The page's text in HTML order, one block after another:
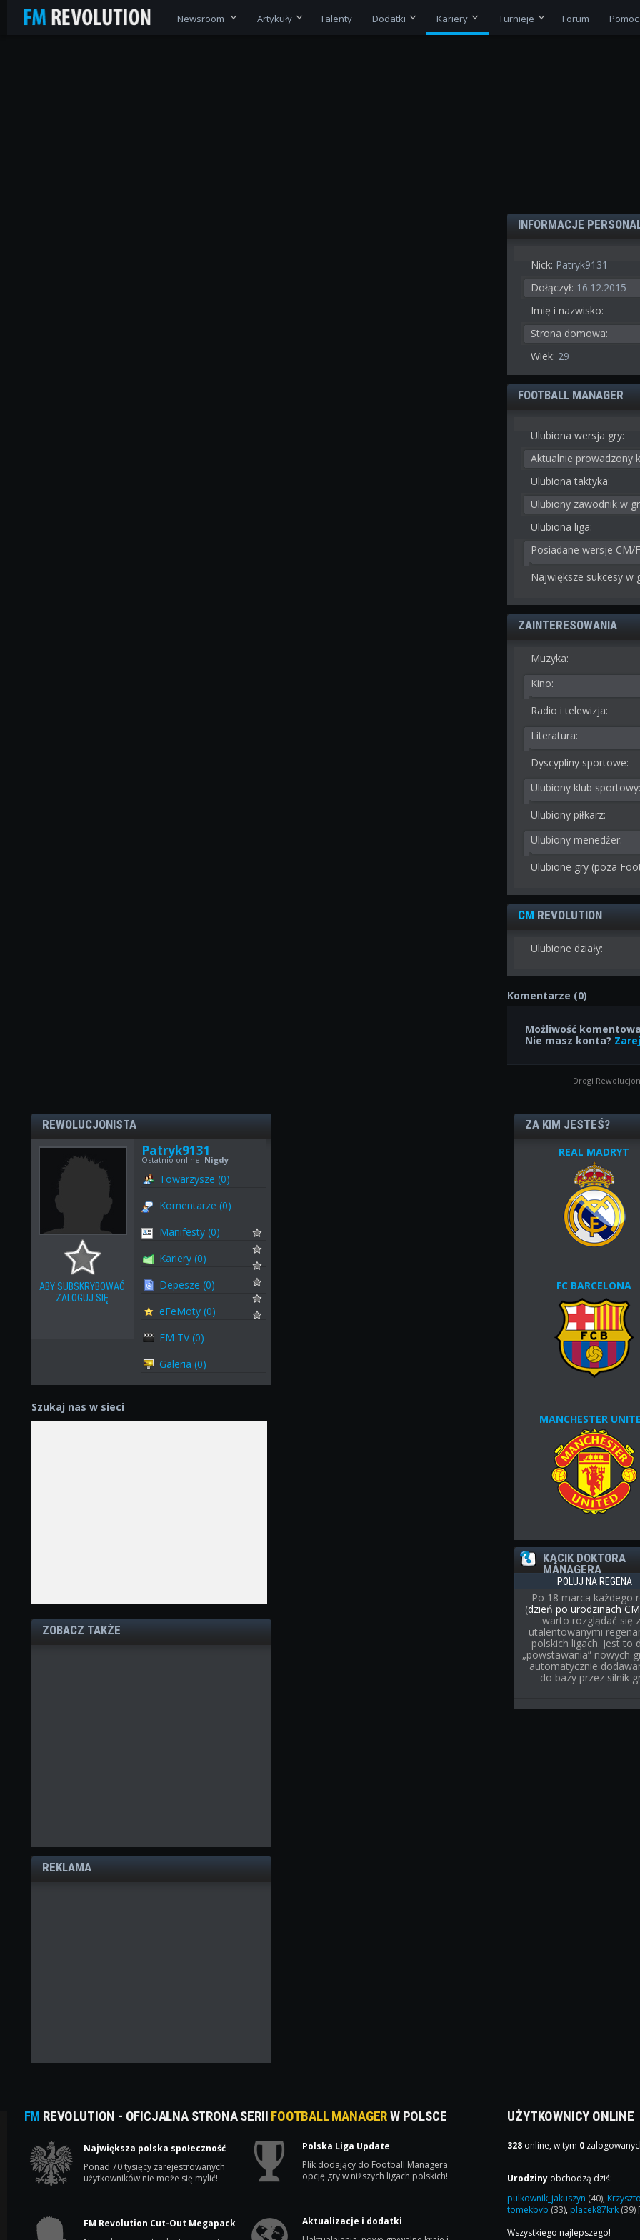
Newsroom Artykuły Talenty Dodatki Kariery Turnieje Forum Pomoc
INFORMACJE
Nick: Patryk9131
Dołączył: 16.12.2015
Imię i nazwisko:
Strona domowa:
Wiek: 29
FOOTBALL MANAGER
Ulubiona wersja gry:
Aktualnie prowadzony
Ulubiona taktyka:
Ulubiony zawodnik w
Ulubiona liga:
Posiadane wersje CM/
Największe sukcesy w
ZAINTERESOWANIA
Muzyka:
Kino:
Radio i telewizja:
Literatura:
Dyscypliny sportowe:
Ulubiony klub sportowy:
Ulubiony piłkarz:
Ulubiony menedżer:
Ulubione gry (poza
CM REVOLUTION
Ulubione działy:
Komentarze (0)
Możliwość
Nie masz konta?
Drogi
REWOLUCJONISTA
ABY SUBSKRYBOWAĆ
ZALOGUJ SIĘ
Patryk9131
Ostatnio online: Nigdy
Towarzysze (0)
Komentarze (0)
Manifesty (0)
Kariery (0)
Depesze (0)
eFeMoty (0)
FM TV (0)
Galeria (0)
Szukaj nas w sieci
ZOBACZ TAKŻE
REKLAMA
ZA KIM JESTEŚ?
REAL MADRYT
FC BARCELONA
MANCHESTER
KĄCIK DOKTORA
MANAGERA
POLUJ NA REGENA
Po 18 marca każdego
(dzień po urodzinach
warto rozglądać się
utalentowanymi
polskich ligach. Jest to
„powstawania” nowych
automatycznie
do bazy przez silnik
FM REVOLUTION - OFICJALNA STRONA SERII FOOTBALL MANAGERW POLSCE
Największa polska społeczność
Ponad 70 tysięcy zarejestrowanych
użytkowników nie może się mylić!
Polska Liga Update
Plik dodający do Football Managera
opcję gry w niższych ligach polskich!
FM Revolution Cut-Out Megapack
Aktualizacje i dodatki
UŻYTKOWNICY ONLINE
328 online, w tym 0
Urodziny obchodzą dziś:
pulkownik_jakuszyn (40),
tomekbvb (33), placek87krk (39)
Wszystkiego najlepszego!